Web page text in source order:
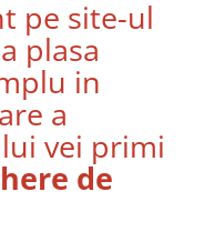
pe site-ul
plasa
in
a
vei primi
de